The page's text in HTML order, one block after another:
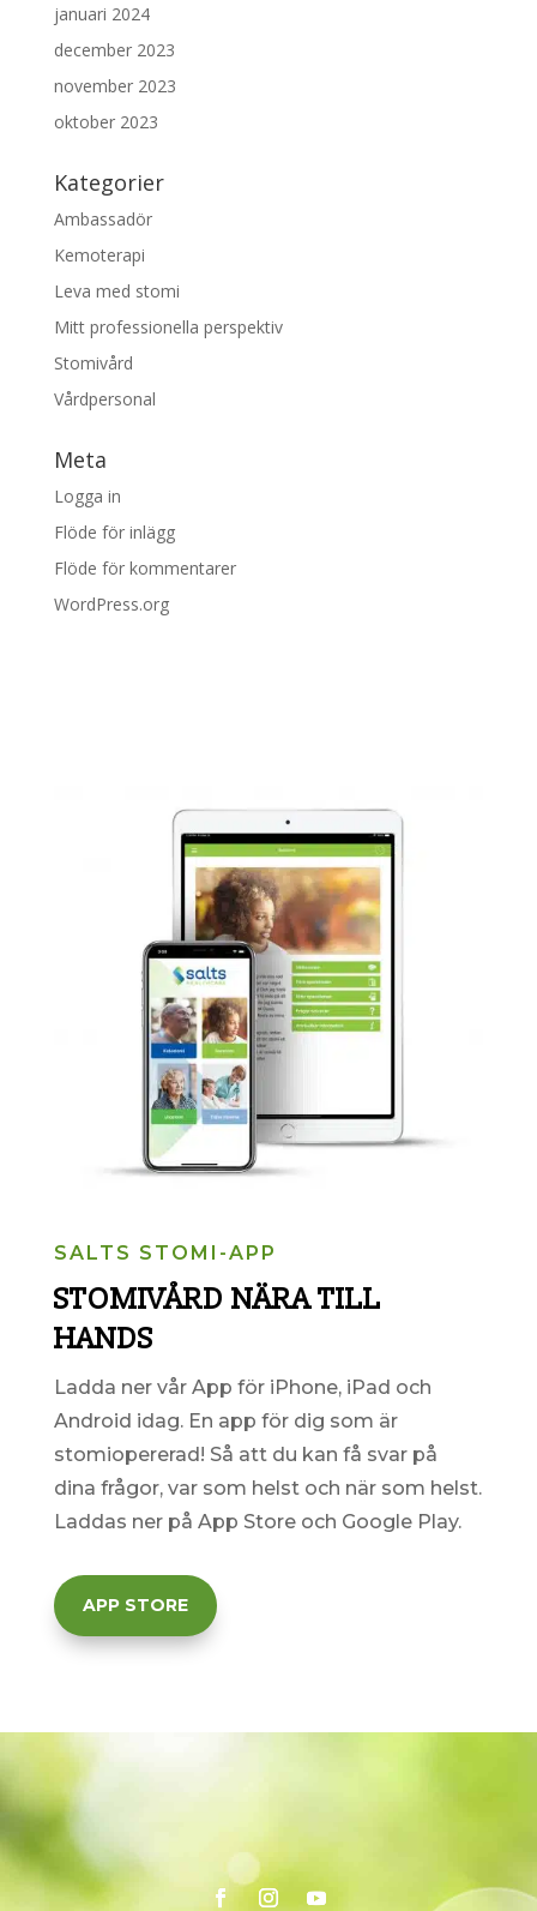
januari 2024
december 2023
november 2023
oktober 2023
Kategorier
Ambassadör
Kemoterapi
Leva med stomi
Mitt professionella perspektiv
Stomivård
Vårdpersonal
Meta
Logga in
Flöde för inlägg
Flöde för kommentarer
WordPress.org
SALTS STOMI-APP
STOMIVÅRD NÄRA TILL
HANDS
Ladda ner vår App för iPhone, iPad och
Android idag. En app för dig som är
stomiopererad! Så att du kan få svar på
dina frågor, var som helst och när som helst.
Laddas ner på App Store och Google Play.
APP STORE